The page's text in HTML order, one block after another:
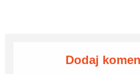
Dodaj